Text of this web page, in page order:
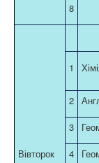
8
Вівторок
1
2
3
4